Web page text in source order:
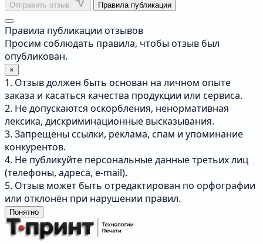
Отправить отзыв Правила публикации
Правила публикации отзывов
Просим соблюдать правила, чтобы отзыв был
опубликован.
×
1. Отзыв должен быть основан на личном опыте
заказа и касаться качества продукции или сервиса.
2. Не допускаются оскорбления, ненормативная
лексика, дискриминационные высказывания.
3. Запрещены ссылки, реклама, спам и упоминание
конкурентов.
4. Не публикуйте персональные данные третьих лиц
(телефоны, адреса, e-mail).
5. Отзыв может быть отредактирован по орфографии
или отклонён при нарушении правил.
Понятно